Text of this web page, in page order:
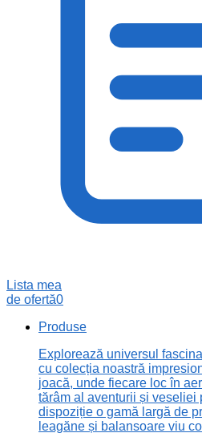
Lista mea
de ofertă0
Produse
Explorează universul
cu colecția noastră
joacă, unde fiecare loc în
tărâm al aventurii și veseliei
dispoziție o gamă largă de
leagăne și balansoare viu